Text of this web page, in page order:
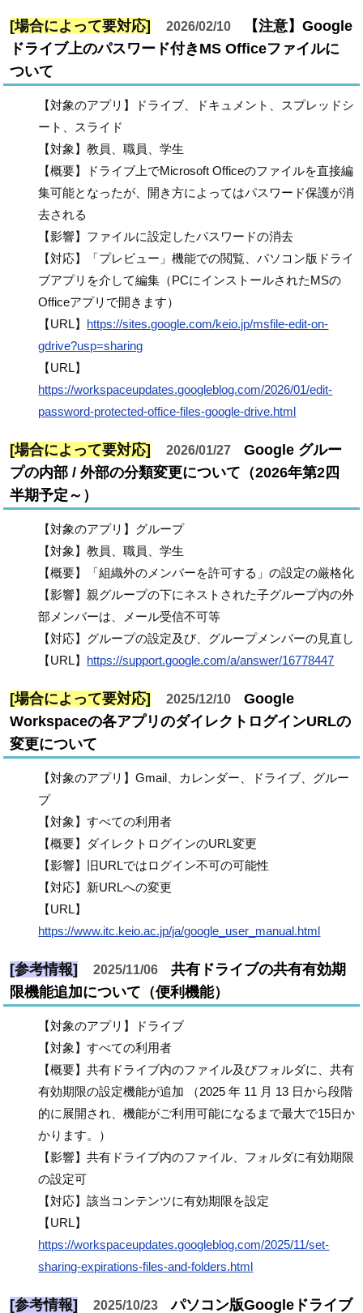
[場合によって要対応] 2026/02/10
【注意】Google
ドライブ上のパスワード付きMS Officeファイルに
ついて
【対象のアプリ】ドライブ、ドキュメント、スプレッドシ
ート、スライド
【対象】教員、職員、学生
【概要】ドライブ上でMicrosoft Officeのファイルを直接編
集可能となったが、開き方によってはパスワード保護が消
去される
【影響】ファイルに設定したパスワードの消去
【対応】「プレビュー」機能での閲覧、パソコン版ドライ
ブアプリを介して編集（PCにインストールされたMSの
Officeアプリで開きます）
【URL】 https://sites.google.com/keio.jp/msfile-edit-on-
gdrive?usp=sharing
【URL】
https://workspaceupdates.googleblog.com/2026/01/edit-
password-protected-office-files-google-drive.html
[場合によって要対応] 2026/01/27
Google グルー
プの内部 / 外部の分類変更について（2026年第2四
半期予定～）
【対象のアプリ】グループ
【対象】教員、職員、学生
【概要】「組織外のメンバーを許可する」の設定の厳格化
【影響】親グループの下にネストされた子グループ内の外
部メンバーは、メール受信不可等
【対応】グループの設定及び、グループメンバーの見直し
【URL】 https://support.google.com/a/answer/16778447
[場合によって要対応] 2025/12/10
Google
Workspaceの各アプリのダイレクトログインURLの
変更について
【対象のアプリ】Gmail、カレンダー、ドライブ、グルー
プ
【対象】すべての利用者
【概要】ダイレクトログインのURL変更
【影響】旧URLではログイン不可の可能性
【対応】新URLへの変更
【URL】
https://www.itc.keio.ac.jp/ja/google_user_manual.html
[参考情報] 2025/11/06
共有ドライブの共有有効期
限機能追加について（便利機能）
【対象のアプリ】ドライブ
【対象】すべての利用者
【概要】共有ドライブ内のファイル及びフォルダに、共有
有効期限の設定機能が追加 （2025 年 11 月 13 日から段階
的に展開され、機能がご利用可能になるまで最大で15日か
かります。）
【影響】共有ドライブ内のファイル、フォルダに有効期限
の設定可
【対応】該当コンテンツに有効期限を設定
【URL】
https://workspaceupdates.googleblog.com/2025/11/set-
sharing-expirations-files-and-folders.html
[参考情報] 2025/10/23
パソコン版Googleドライブ